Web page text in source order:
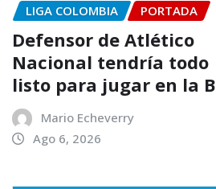
LIGA COLOMBIA PORTADA
Defensor de Atlético
Nacional tendría todo
listo para jugar en la B
Mario Echeverry
Ago 6, 2026